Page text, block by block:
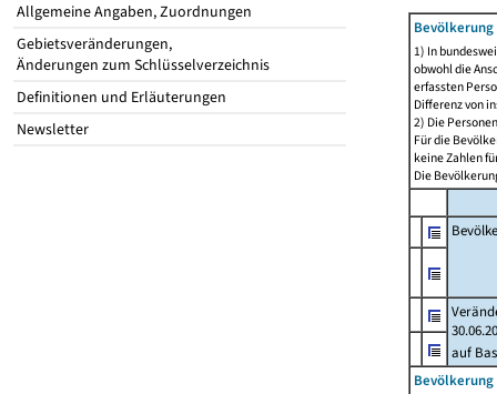
Allgemeine Angaben, Zuordnungen
Gebietsveränderungen,
Änderungen zum Schlüsselverzeichnis
Definitionen und Erläuterungen
Newsletter
1) In
obwohl die
erfassten
Differenz von
2) Die
Für die
keine Zahlen
Die
auf
Bevölkerung